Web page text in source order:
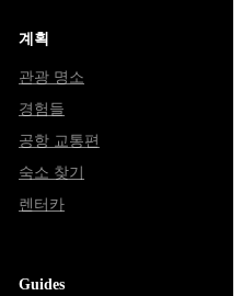
계획
관광 명소
경험들
공항 교통편
숙소 찾기
렌터카
Guides